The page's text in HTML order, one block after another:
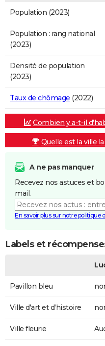
Population (2023)
Population : rang national
(2023)
Densité de population
(2023)
Taux de chômage (2022)
Combien y a-t-il
Quelle est la ville
A ne pas manquer
Recevez nos astuces et
mail.
En savoir plus sur notre politique
Labels et
Pavillon bleu
Ville d'art et d'histoire
Ville fleurie